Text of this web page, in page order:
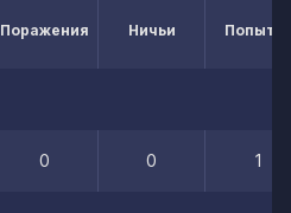
Поражения Ничьи
0 0 1